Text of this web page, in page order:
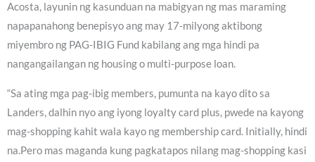
Acosta, layunin ng kasunduan na mabigyan ng mas maraming
napapanahong benepisyo ang may 17-milyong aktibong
miyembro ng PAG-IBIG Fund kabilang ang mga hindi pa
nangangailangan ng housing o multi-purpose loan.
“Sa ating mga pag-ibig members, pumunta na kayo dito sa
Landers, dalhin nyo ang iyong loyalty card plus, pwede na kayong
mag-shopping kahit wala kayo ng membership card. Initially, hindi
na.Pero mas maganda kung pagkatapos nilang mag-shopping kasi